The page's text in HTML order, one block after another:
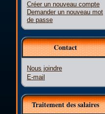
Créer un nouveau compte
Demander un nouveau mot
de passe
Contact
Nous joindre
E-mail
Traitement des salaires